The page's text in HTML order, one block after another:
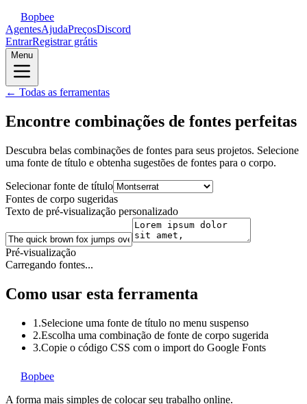
Bopbee
AgentesAjudaPreçosDiscord
EntrarRegistrar grátis
Menu
← Todas as ferramentas
Encontre combinações de fontes perfeitas
Descubra belas combinações de fontes para seus projetos. Selecione
uma fonte de título e obtenha sugestões de fontes para o corpo.
Selecionar fonte de título
Fontes de corpo sugeridas
Texto de pré-visualização personalizado
Pré-visualização
Carregando fontes...
Como usar esta ferramenta
1.Selecione uma fonte de título no menu suspenso
2.Escolha uma combinação de fonte de corpo sugerida
3.Copie o código CSS com o import do Google Fonts
Bopbee
A forma mais simples de colocar seu trabalho online.